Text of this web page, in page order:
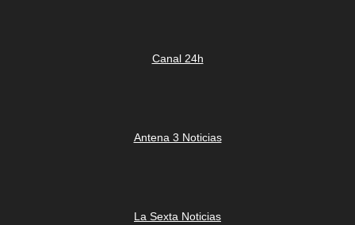
Canal 24h
Antena 3 Noticias
La Sexta Noticias